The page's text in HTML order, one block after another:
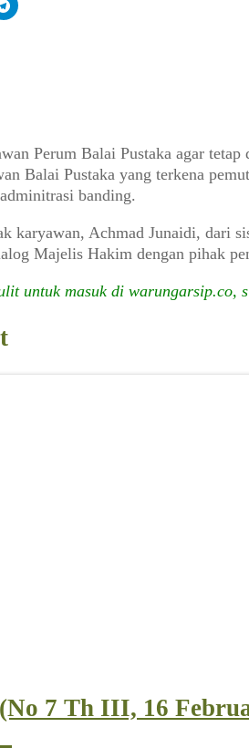
Perum Balai Pustaka agar
Balai Pustaka yang terkena
banding.
karyawan, Achmad Junaidi, dari
Majelis Hakim dengan pihak
untuk masuk di warungarsip.co,
7 Th III, 16